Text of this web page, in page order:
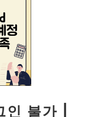
불가 |